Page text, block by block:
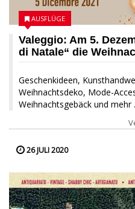
Valeggio: Am 5.
di Natale“ die
Geschenkideen,
Weihnachtsdeko, Mode-
Weihnachtsgebäck und mehr
AUSFLÜGE
26 JULI 2020